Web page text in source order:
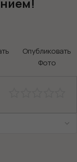
Опубликовать
Фото